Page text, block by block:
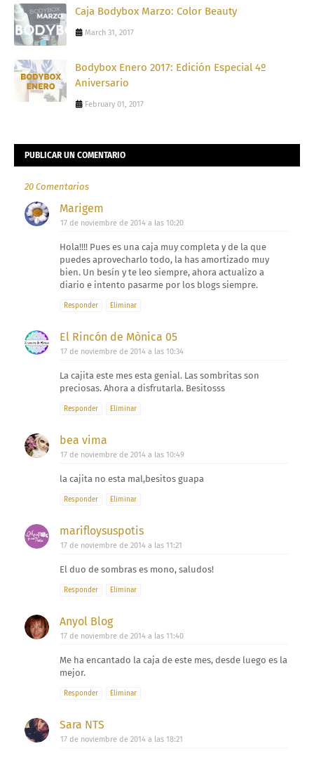
Caja Bodybox Marzo: Color Beauty
March 31, 2017
Bodybox Enero 2017: Edición Especial 4º
Aniversario
February 01, 2017
PUBLICAR UN COMENTARIO
20 Comentarios
Marigem
17 de noviembre de 2014 a las 10:20
Hola!!!! Pues es una caja muy completa y de la que
puedes aprovecharlo todo, la has amortizado muy
bien. Un besín y te leo siempre, ahora actualizo a
diario e intento pasarme por los blogs siempre.
Responder Eliminar
El Rincón de Mònica 05
17 de noviembre de 2014 a las 10:34
La cajita este mes esta genial. Las sombritas son
preciosas. Ahora a disfrutarla. Besitosss
Responder Eliminar
bea vima
17 de noviembre de 2014 a las 10:49
la cajita no esta mal,besitos guapa
Responder Eliminar
marifloysuspotis
17 de noviembre de 2014 a las 11:21
El duo de sombras es mono, saludos!
Responder Eliminar
Anyol Blog
17 de noviembre de 2014 a las 11:40
Me ha encantado la caja de este mes, desde luego es la
mejor.
Responder Eliminar
Sara NTS
17 de noviembre de 2014 a las 18:21